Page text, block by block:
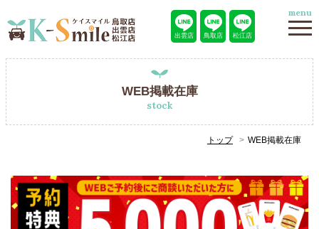
出雲店 鳥取店 松江店
menu
WEB掲載在庫
stock
トップ WEB掲載在庫